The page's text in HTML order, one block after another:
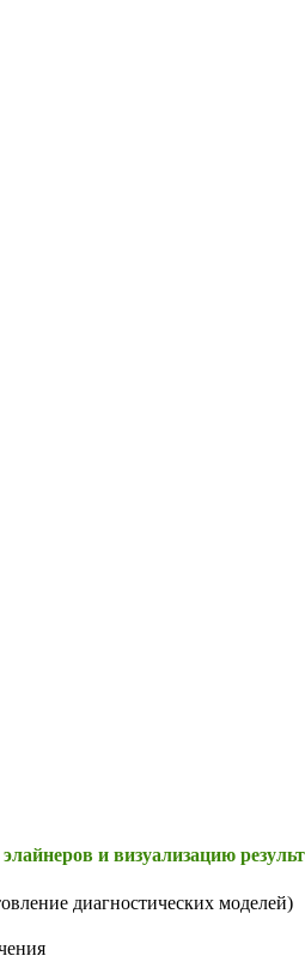
и визуализацию
диагностических моделей)